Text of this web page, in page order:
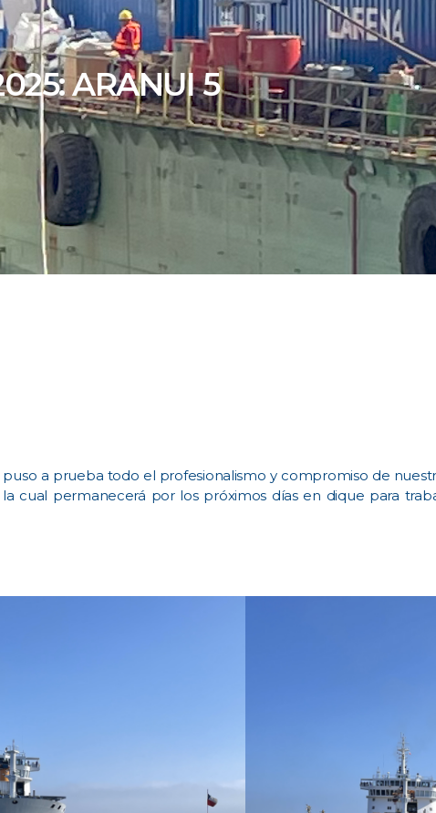
ARANUI 5
a prueba todo el profesionalismo y compromiso de
cual permanecerá por los próximos días en dique para